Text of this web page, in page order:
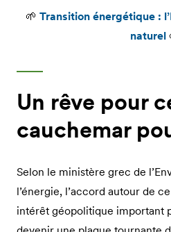
🌱 Transition énergétique :
naturel
Un rêve pour
cauchemar
Selon le ministère grec de
l’énergie, l’accord autour de
intérêt géopolitique important